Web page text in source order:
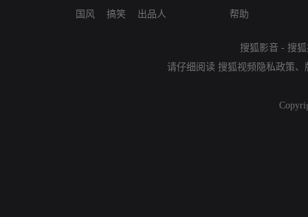
国风
搞笑
出品人
帮助
搜狐影音 - 搜
请仔细阅读 搜狐视频隐私政策、